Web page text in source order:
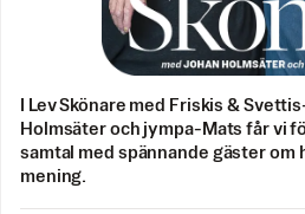
I Lev Skönare med Friskis &
Holmsäter och jympa-Mats får vi
samtal med spännande gäster om
mening.